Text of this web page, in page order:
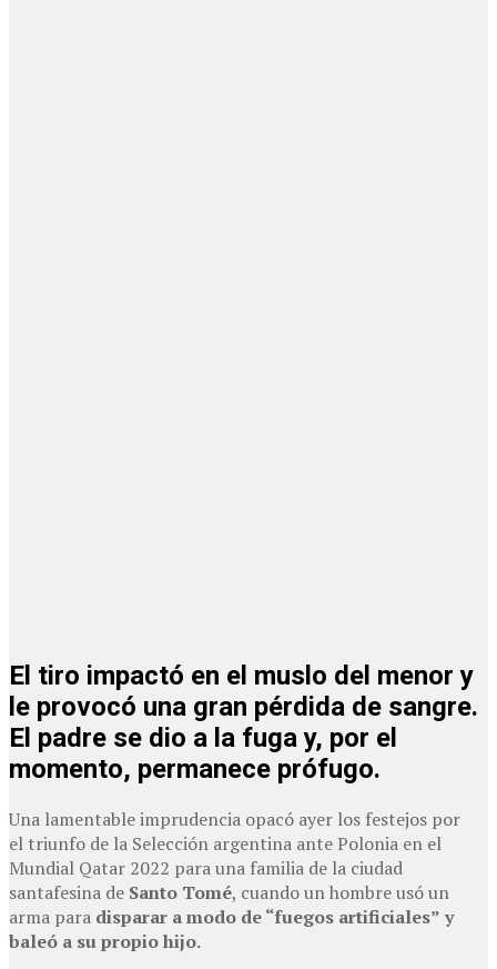
El tiro impactó en el muslo del menor y
le provocó una gran pérdida de sangre.
El padre se dio a la fuga y, por el
momento, permanece prófugo.
Una lamentable imprudencia opacó ayer los festejos por
el triunfo de la Selección argentina ante Polonia en el
Mundial Qatar 2022 para una familia de la ciudad
santafesina de Santo Tomé, cuando un hombre usó un
arma para disparar a modo de “fuegos artificiales” y
baleó a su propio hijo.